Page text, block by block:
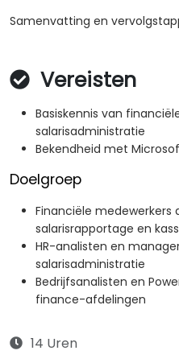
Samenvatting en
Vereisten
Basiskennis van
salarisadministratie
Bekendheid met
Doelgroep
Financiële medewerkers
salarisrapportage en
HR-analisten en
salarisadministratie
Bedrijfsanalisten en
finance-afdelingen
14 Uren